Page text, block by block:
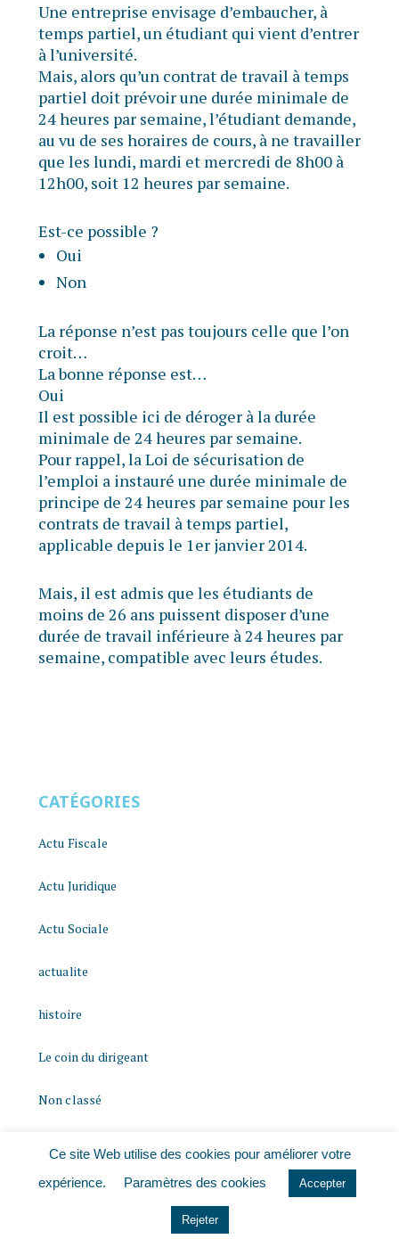
Une entreprise envisage d’embaucher, à
temps partiel, un étudiant qui vient d’entrer
à l’université.
Mais, alors qu’un contrat de travail à temps
partiel doit prévoir une durée minimale de
24 heures par semaine, l’étudiant demande,
au vu de ses horaires de cours, à ne travailler
que les lundi, mardi et mercredi de 8h00 à
12h00, soit 12 heures par semaine.
Est-ce possible ?
Oui
Non
La réponse n’est pas toujours celle que l’on
croit…
La bonne réponse est…
Oui
Il est possible ici de déroger à la durée
minimale de 24 heures par semaine.
Pour rappel, la Loi de sécurisation de
l’emploi a instauré une durée minimale de
principe de 24 heures par semaine pour les
contrats de travail à temps partiel,
applicable depuis le 1er janvier 2014.
Mais, il est admis que les étudiants de
moins de 26 ans puissent disposer d’une
durée de travail inférieure à 24 heures par
semaine, compatible avec leurs études.
CATÉGORIES
Actu Fiscale
Actu Juridique
Actu Sociale
actualite
histoire
Le coin du dirigeant
Non classé
Ce site Web utilise des cookies pour améliorer votre
expérience.
Paramètres des cookies Accepter
Rejeter